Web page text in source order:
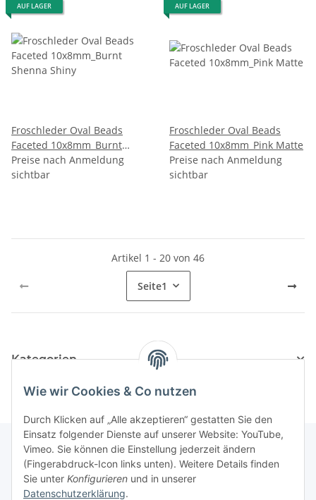
AUF LAGER
Froschleder Oval Beads
Faceted 10x8mm_Burnt
Shenna Shiny
Preise nach Anmeldung
sichtbar
AUF LAGER
Froschleder Oval Beads
Faceted 10x8mm_Pink Matte
Preise nach Anmeldung
sichtbar
Artikel 1 - 20 von 46
Seite1
Kategorien
Informationen
Wie wir Cookies & Co nutzen
Durch Klicken auf „Alle akzeptieren“ gestatten Sie den
Einsatz folgender Dienste auf unserer Website: YouTube,
Vimeo. Sie können die Einstellung jederzeit ändern
(Fingerabdruck-Icon links unten). Weitere Details finden
Sie unter Konfigurieren und in unserer
Datenschutzerklärung.